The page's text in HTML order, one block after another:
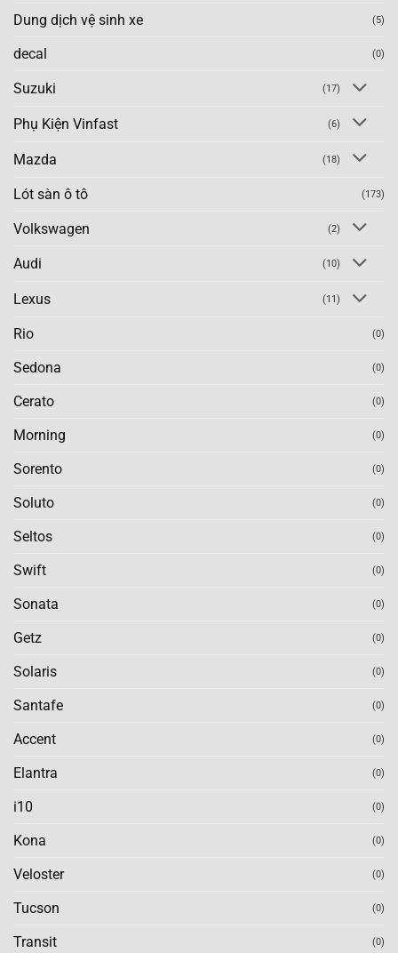
Dung dịch vệ sinh xe (5)
decal (0)
Suzuki (17)
Phụ Kiện Vinfast (6)
Mazda (18)
Lót sàn ô tô (173)
Volkswagen (2)
Audi (10)
Lexus (11)
Rio (0)
Sedona (0)
Cerato (0)
Morning (0)
Sorento (0)
Soluto (0)
Seltos (0)
Swift (0)
Sonata (0)
Getz (0)
Solaris (0)
Santafe (0)
Accent (0)
Elantra (0)
i10 (0)
Kona (0)
Veloster (0)
Tucson (0)
Transit (0)